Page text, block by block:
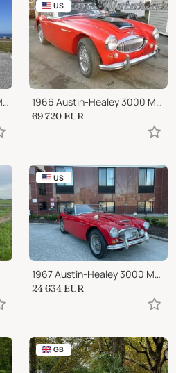
1959 Austin-Healey Sprite MK 1
US
1966 Austin-Healey 3000 Mk3
69 720 EUR
US
1967 Austin-Healey 3000 MK III
24 634 EUR
GB